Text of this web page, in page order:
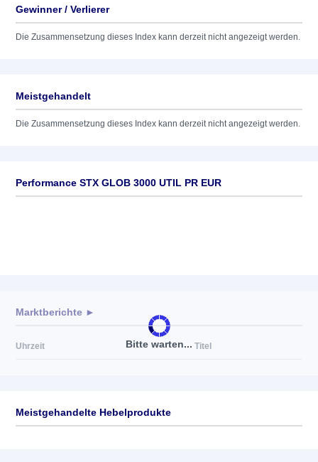
Gewinner / Verlierer
Die Zusammensetzung dieses Index kann derzeit nicht angezeigt werden.
Meistgehandelt
Die Zusammensetzung dieses Index kann derzeit nicht angezeigt werden.
Performance STX GLOB 3000 UTIL PR EUR
Bitte warten...
Marktberichte ►
Uhrzeit Titel
Meistgehandelte Hebelprodukte